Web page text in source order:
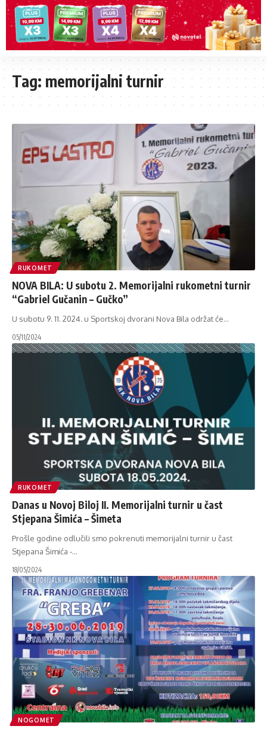
Tag: memorijalni turnir
RUKOMET
NOVA BILA: U subotu 2. Memorijalni rukometni turnir
“Gabriel Gučanin – Gučko”
U subotu 9. 11. 2024. u Sportskoj dvorani Nova Bila održat će…
05/11/2024
RUKOMET
Danas u Novoj Biloj II. Memorijalni turnir u čast
Stjepana Šimića – Šimeta
Prošle godine odlučili smo pokrenuti memorijalni turnir u čast
Stjepana Šimića -…
18/05/2024
NOGOMET